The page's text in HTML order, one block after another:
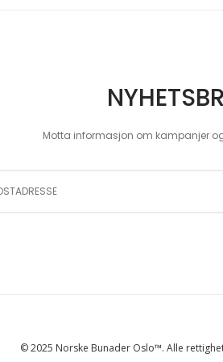
Motta informasjon om kampanjer
© 2025 Norske Bunader Oslo™. Alle